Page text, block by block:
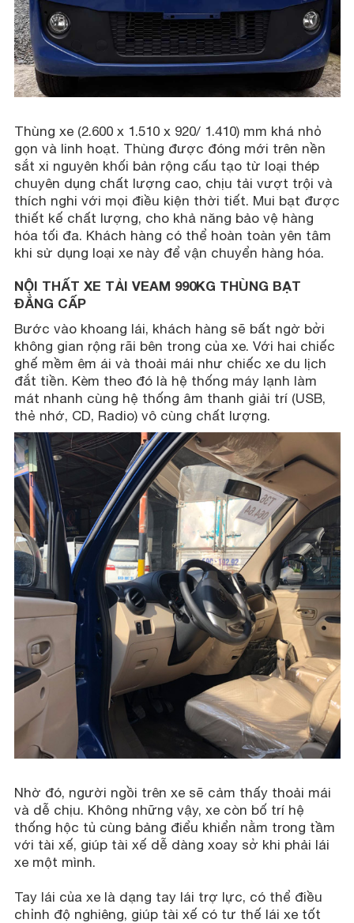
Thùng xe (2.600 x 1.510 x 920/ 1.410) mm khá nhỏ
gọn và linh hoạt. Thùng được đóng mới trên nền
sắt xi nguyên khối bản rộng cấu tạo từ loại thép
chuyên dụng chất lượng cao, chịu tải vượt trội và
thích nghi với mọi điều kiện thời tiết. Mui bạt được
thiết kế chất lượng, cho khả năng bảo vệ hàng
hóa tối đa. Khách hàng có thể hoàn toàn yên tâm
khi sử dụng loại xe này để vận chuyển hàng hóa.
NỘI THẤT XE TẢI VEAM 990KG THÙNG BẠT
ĐẲNG CẤP
Bước vào khoang lái, khách hàng sẽ bất ngờ bởi
không gian rộng rãi bên trong của xe. Với hai chiếc
ghế mềm êm ái và thoải mái như chiếc xe du lịch
đắt tiền. Kèm theo đó là hệ thống máy lạnh làm
mát nhanh cùng hệ thống âm thanh giải trí (USB,
thẻ nhớ, CD, Radio) vô cùng chất lượng.
Nhờ đó, người ngồi trên xe sẽ cảm thấy thoải mái
và dễ chịu. Không những vậy, xe còn bố trí hệ
thống hộc tủ cùng bảng điểu khiển nằm trong tầm
với tài xế, giúp tài xế dễ dàng xoay sở khi phải lái
xe một mình.
Tay lái của xe là dạng tay lái trợ lực, có thể điều
chỉnh độ nghiêng, giúp tài xế có tư thế lái xe tốt